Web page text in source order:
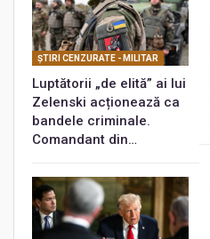
ŞTIRI CENZURATE - MILITAR
Luptătorii „de elită” ai lui
Zelenski acționează ca
bandele criminale.
Comandant din…